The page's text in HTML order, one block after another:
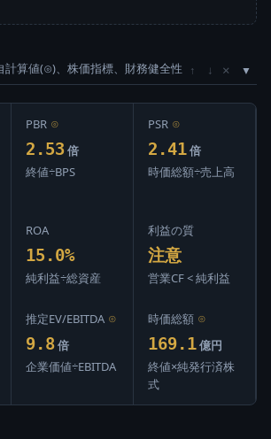
計算値(⊙)、株価指標、財務健全性 ↑ ↓ ×
PBR ⊙
2.53 倍
終値÷BPS
PSR ⊙
2.41 倍
時価総額÷売上高
ROA
15.0%
純利益÷総資産
利益の質
注意
営業CF < 純利益
推定EV/EBITDA ⊙
9.8 倍
企業価値÷EBITDA
時価総額 ⊙
169.1 億円
終値×純発行済株
式